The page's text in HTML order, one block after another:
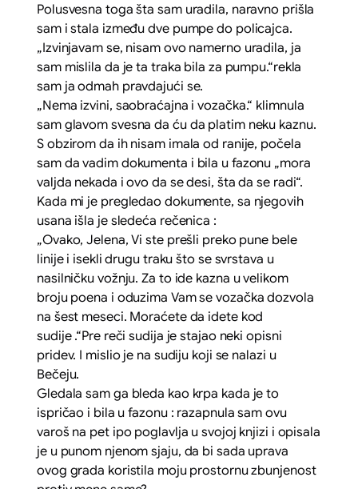
Polusvesna toga šta sam uradila, naravno prišla
sam i stala između dve pumpe do policajca.
„Izvinjavam se, nisam ovo namerno uradila, ja
sam mislila da je ta traka bila za pumpu.“rekla
sam ja odmah pravdajući se.
„Nema izvini, saobraćajna i vozačka.“ klimnula
sam glavom svesna da ću da platim neku kaznu.
S obzirom da ih nisam imala od ranije, počela
sam da vadim dokumenta i bila u fazonu „mora
valjda nekada i ovo da se desi, šta da se radi“.
Kada mi je pregledao dokumente, sa njegovih
usana išla je sledeća rečenica :
„Ovako, Jelena, Vi ste prešli preko pune bele
linije i isekli drugu traku što se svrstava u
nasilničku vožnju. Za to ide kazna u velikom
broju poena i oduzima Vam se vozačka dozvola
na šest meseci. Moraćete da idete kod
sudije.“Pre reči sudija je stajao neki opisni
pridev. I mislio je na sudiju koji se nalazi u
Bečeju.
Gledala sam ga bleda kao krpa kada je to
ispričao i bila u fazonu : razapnula sam ovu
varoš na pet ipo poglavlja u svojoj knjizi i opisala
je u punom njenom sjaju, da bi sada uprava
ovog grada koristila moju prostornu zbunjenost